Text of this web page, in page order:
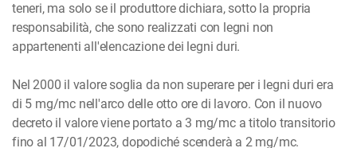
teneri, ma solo se il produttore dichiara, sotto la propria
responsabilità, che sono realizzati con legni non
appartenenti all'elencazione dei legni duri.
Nel 2000 il valore soglia da non superare per i legni duri era
di 5 mg/mc nell'arco delle otto ore di lavoro. Con il nuovo
decreto il valore viene portato a 3 mg/mc a titolo transitorio
fino al 17/01/2023, dopodiché scenderà a 2 mg/mc.